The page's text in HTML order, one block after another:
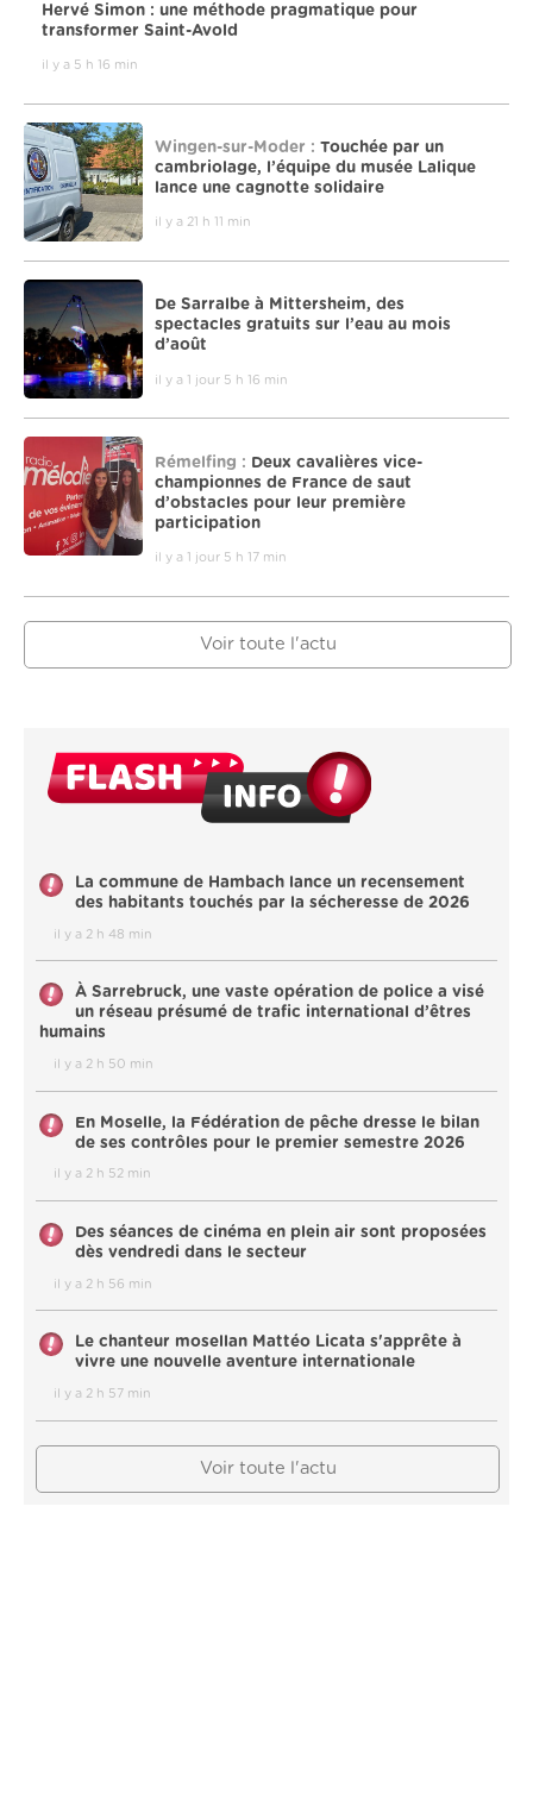
Hervé Simon : une méthode pragmatique pour
transformer Saint-Avold
il y a 5 h 16 min
Wingen-sur-Moder : Touchée par un
cambriolage, l’équipe du musée Lalique
lance une cagnotte solidaire
il y a 21 h 11 min
De Sarralbe à Mittersheim, des
spectacles gratuits sur l’eau au mois
d’août
il y a 1 jour 5 h 16 min
Rémelfing : Deux cavalières vice-
championnes de France de saut
d’obstacles pour leur première
participation
il y a 1 jour 5 h 17 min
Voir toute l'actu
La commune de Hambach lance un recensement
des habitants touchés par la sécheresse de 2026
il y a 2 h 48 min
À Sarrebruck, une vaste opération de police a visé
un réseau présumé de trafic international d’êtres
humains
il y a 2 h 50 min
En Moselle, la Fédération de pêche dresse le bilan
de ses contrôles pour le premier semestre 2026
il y a 2 h 52 min
Des séances de cinéma en plein air sont proposées
dès vendredi dans le secteur
il y a 2 h 56 min
Le chanteur mosellan Mattéo Licata s'apprête à
vivre une nouvelle aventure internationale
il y a 2 h 57 min
Voir toute l'actu